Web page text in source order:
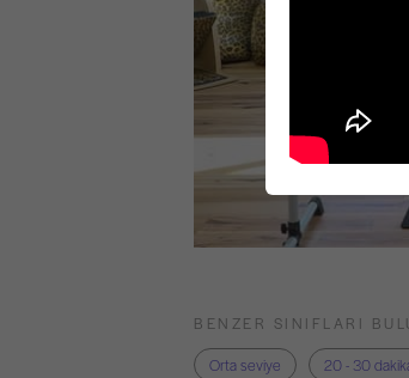
BENZER SINIFLARI
Orta seviye
20 - 30